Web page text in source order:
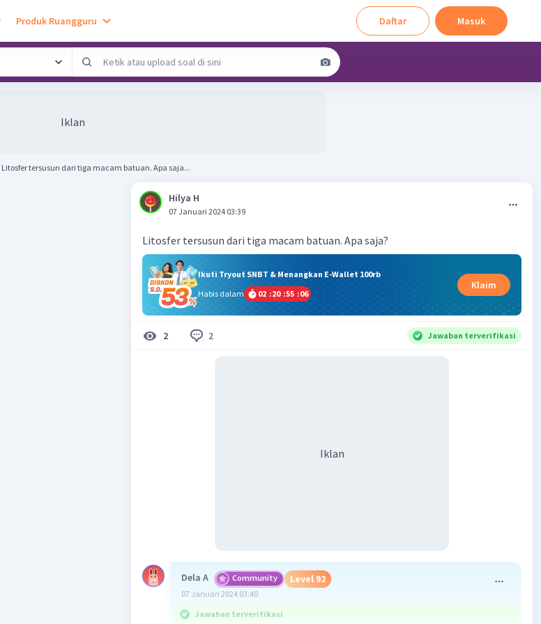
Produk Ruangguru Daftar Masuk
Iklan
Litosfer tersusun dari tiga macam batuan. Apa saja...
Hilya H
07 Januari 2024 03:39
Litosfer tersusun dari tiga macam batuan. Apa saja?
Ikuti Tryout SNBT & Menangkan E-Wallet 100rb
Habis dalam
02 :20 :55 :06
Klaim
2 2 Jawaban terverifikasi
Iklan
Dela A Community Level 92
07 Januari 2024 03:40
Jawaban terverifikasi